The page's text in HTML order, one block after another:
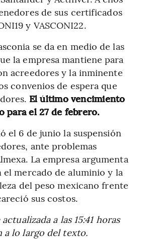
de sus certificados
y VASCONI22.
se da en medio de las
la empresa mantiene para
acreedores y la inminente
convenios de espera que
El último vencimiento
para el 27 de febrero.
el 6 de junio la suspensión
ante problemas
La empresa argumenta
el mercado de aluminio y la
del peso mexicano frente
sus costos.
a las 15:41 horas
lo largo del texto.